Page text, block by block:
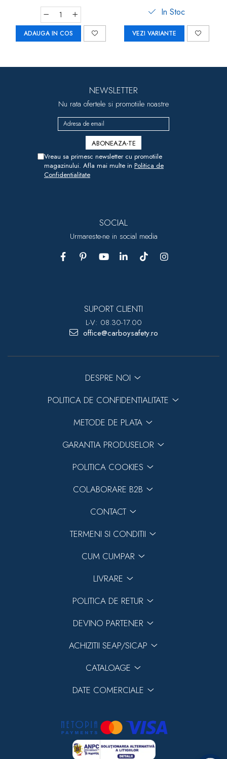
ADAUGA IN COS
In Stoc
VEZI VARIANTE
NEWSLETTER
Nu rata ofertele si promotiile noastre
Vreau sa primesc newsletter cu promotiile
magazinului. Afla mai multe in Politica de
Confidentialitate
SOCIAL
Urmareste-ne in social media
SUPORT CLIENTI
L-V: 08.30-17.00
office@carboysafety.ro
DESPRE NOI
POLITICA DE CONFIDENTIALITATE
METODE DE PLATA
GARANTIA PRODUSELOR
POLITICA COOKIES
COLABORARE B2B
CONTACT
TERMENI SI CONDITII
CUM CUMPAR
LIVRARE
POLITICA DE RETUR
DEVINO PARTENER
ACHIZITII SEAP/SICAP
CATALOAGE
DATE COMERCIALE